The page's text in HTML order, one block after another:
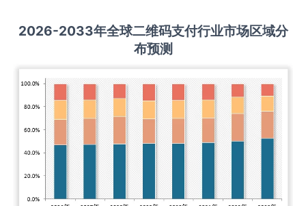
2026-2033年全球二维码支付行业市场区域分
布预测